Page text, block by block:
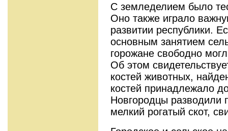
С земледелием было
Оно также играло
развитии республики.
основным занятием
горожане свободно
Об этом
костей животных,
костей принадлежало
Новгородцы разводили
мелкий рогатый скот,